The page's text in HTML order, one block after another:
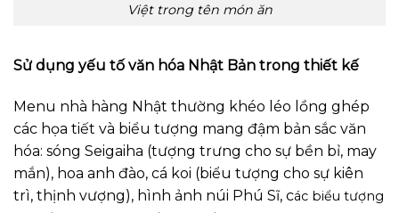
Việt trong tên món ăn
Sử dụng yếu tố văn hóa Nhật Bản trong thiết kế
Menu nhà hàng Nhật thường khéo léo lồng ghép
các họa tiết và biểu tượng mang đậm bản sắc văn
hóa: sóng Seigaiha (tượng trưng cho sự bền bỉ, may
mắn), hoa anh đào, cá koi (biểu tượng cho sự kiên
trì, thịnh vượng), hình ảnh núi Phú Sĩ, các biểu tượng